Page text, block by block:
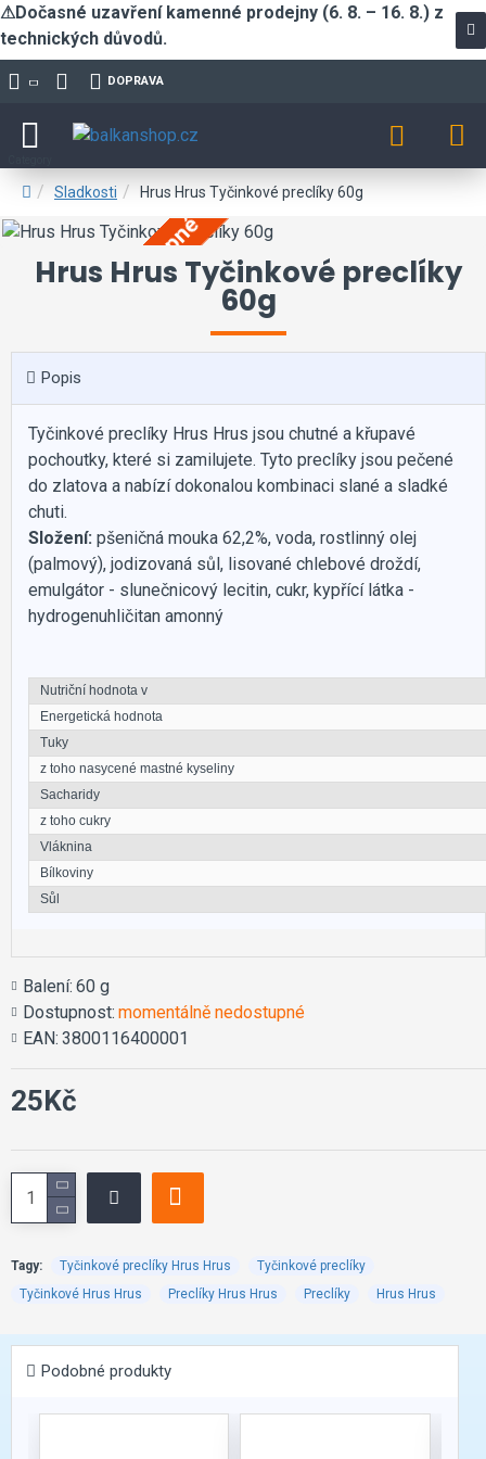
⚠Dočasné uzavření kamenné prodejny (6. 8. – 16. 8.) z
technických důvodů.
DOPRAVA
Sladkosti Hrus Hrus Tyčinkové preclíky 60g
nedostupné
Hrus Hrus Tyčinkové preclíky
60g
Popis
Tyčinkové preclíky Hrus Hrus jsou chutné a křupavé
pochoutky, které si zamilujete. Tyto preclíky jsou pečené
do zlatova a nabízí dokonalou kombinaci slané a sladké
chuti.
Složení: pšeničná mouka 62,2%, voda, rostlinný olej
(palmový), jodizovaná sůl, lisované chlebové droždí,
emulgátor - slunečnicový lecitin, cukr, kypřící látka -
hydrogenuhličitan amonný
Nutriční hodnota v
Energetická hodnota
Tuky
z toho nasycené mastné kyseliny
Sacharidy
z toho cukry
Vláknina
Bílkoviny
Sůl
Balení: 60 g
Dostupnost: momentálně nedostupné
EAN: 3800116400001
25Kč
Tagy: Tyčinkové preclíky Hrus Hrus
Tyčinkové preclíky
Tyčinkové Hrus Hrus
Preclíky Hrus Hrus Preclíky Hrus Hrus
Podobné produkty